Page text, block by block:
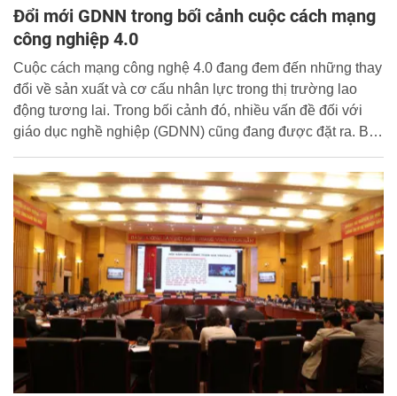
Đổi mới GDNN trong bối cảnh cuộc cách mạng
công nghiệp 4.0
Cuộc cách mạng công nghệ 4.0 đang đem đến những thay
đổi về sản xuất và cơ cấu nhân lực trong thị trường lao
động tương lai. Trong bối cảnh đó, nhiều vấn đề đối với
giáo dục nghề nghiệp (GDNN) cũng đang được đặt ra. Bộ
Dung chia sẻ những giải pháp để nâng cao chất lượng
đào tạo nghề nghiệp, đáp ứng yêu cầu của nền kinh tế
sáng tạo, trong lĩnh vực GDNN.